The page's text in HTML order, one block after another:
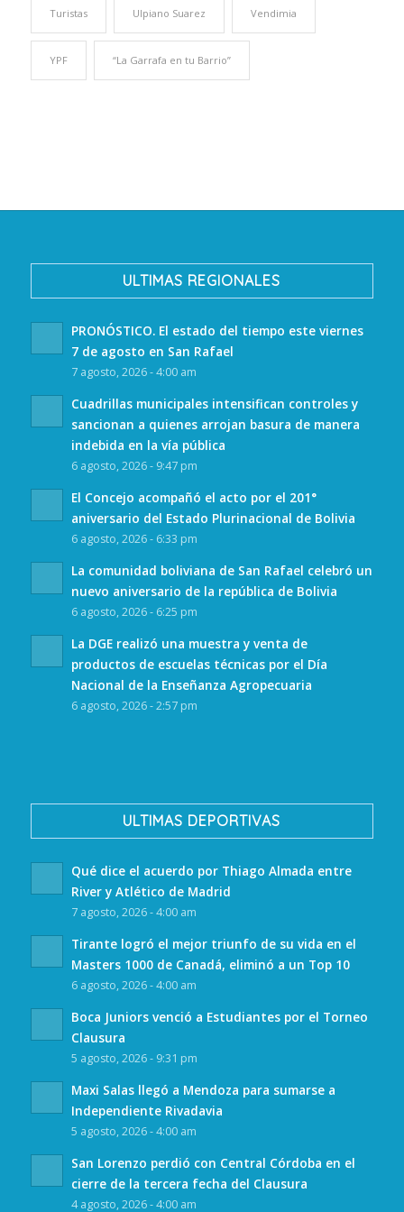
Turistas Ulpiano Suarez Vendimia
YPF “La Garrafa en tu Barrio”
ULTIMAS REGIONALES
PRONÓSTICO. El estado del tiempo este viernes
7 de agosto en San Rafael
7 agosto, 2026 - 4:00 am
Cuadrillas municipales intensifican controles y
sancionan a quienes arrojan basura de manera
indebida en la vía pública
6 agosto, 2026 - 9:47 pm
El Concejo acompañó el acto por el 201°
aniversario del Estado Plurinacional de Bolivia
6 agosto, 2026 - 6:33 pm
La comunidad boliviana de San Rafael celebró un
nuevo aniversario de la república de Bolivia
6 agosto, 2026 - 6:25 pm
La DGE realizó una muestra y venta de
productos de escuelas técnicas por el Día
Nacional de la Enseñanza Agropecuaria
6 agosto, 2026 - 2:57 pm
ULTIMAS DEPORTIVAS
Qué dice el acuerdo por Thiago Almada entre
River y Atlético de Madrid
7 agosto, 2026 - 4:00 am
Tirante logró el mejor triunfo de su vida en el
Masters 1000 de Canadá, eliminó a un Top 10
6 agosto, 2026 - 4:00 am
Boca Juniors venció a Estudiantes por el Torneo
Clausura
5 agosto, 2026 - 9:31 pm
Maxi Salas llegó a Mendoza para sumarse a
Independiente Rivadavia
5 agosto, 2026 - 4:00 am
San Lorenzo perdió con Central Córdoba en el
cierre de la tercera fecha del Clausura
4 agosto, 2026 - 4:00 am